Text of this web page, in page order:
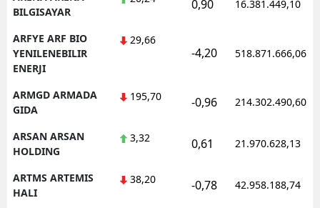
BILGISAYAR
0,90 16.381.449,10
ARFYE ARF BIO
YENILENEBILIR
ENERJI
29,66
-4,20 518.871.666,06
ARMGD ARMADA
GIDA
195,70 -0,96 214.302.490,60
ARSAN ARSAN
HOLDING
3,32 0,61 21.970.628,13
ARTMS ARTEMIS
HALI
38,20 -0,78 42.958.188,74